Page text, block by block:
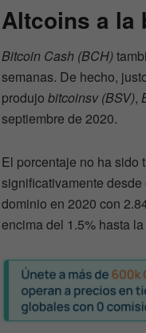
Altcoins a la
Bitcoin Cash (BCH)
semanas. De hecho,
produjo bitcoinsv (BSV),
septiembre de 2020.
El porcentaje no ha sido
significativamente
dominio en 2020 con
encima del 1.5% hasta